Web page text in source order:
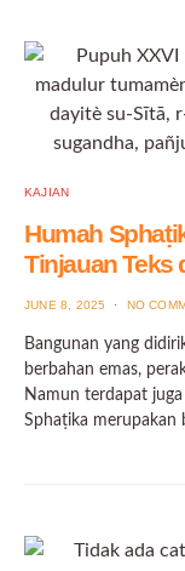
KAJIAN
Humah
Tinjauan Teks
POSTED
JUNE 8, 2025 NO
Bangunan yang
berbahan emas,
Namun terdapat
Sphaṭika merupakan